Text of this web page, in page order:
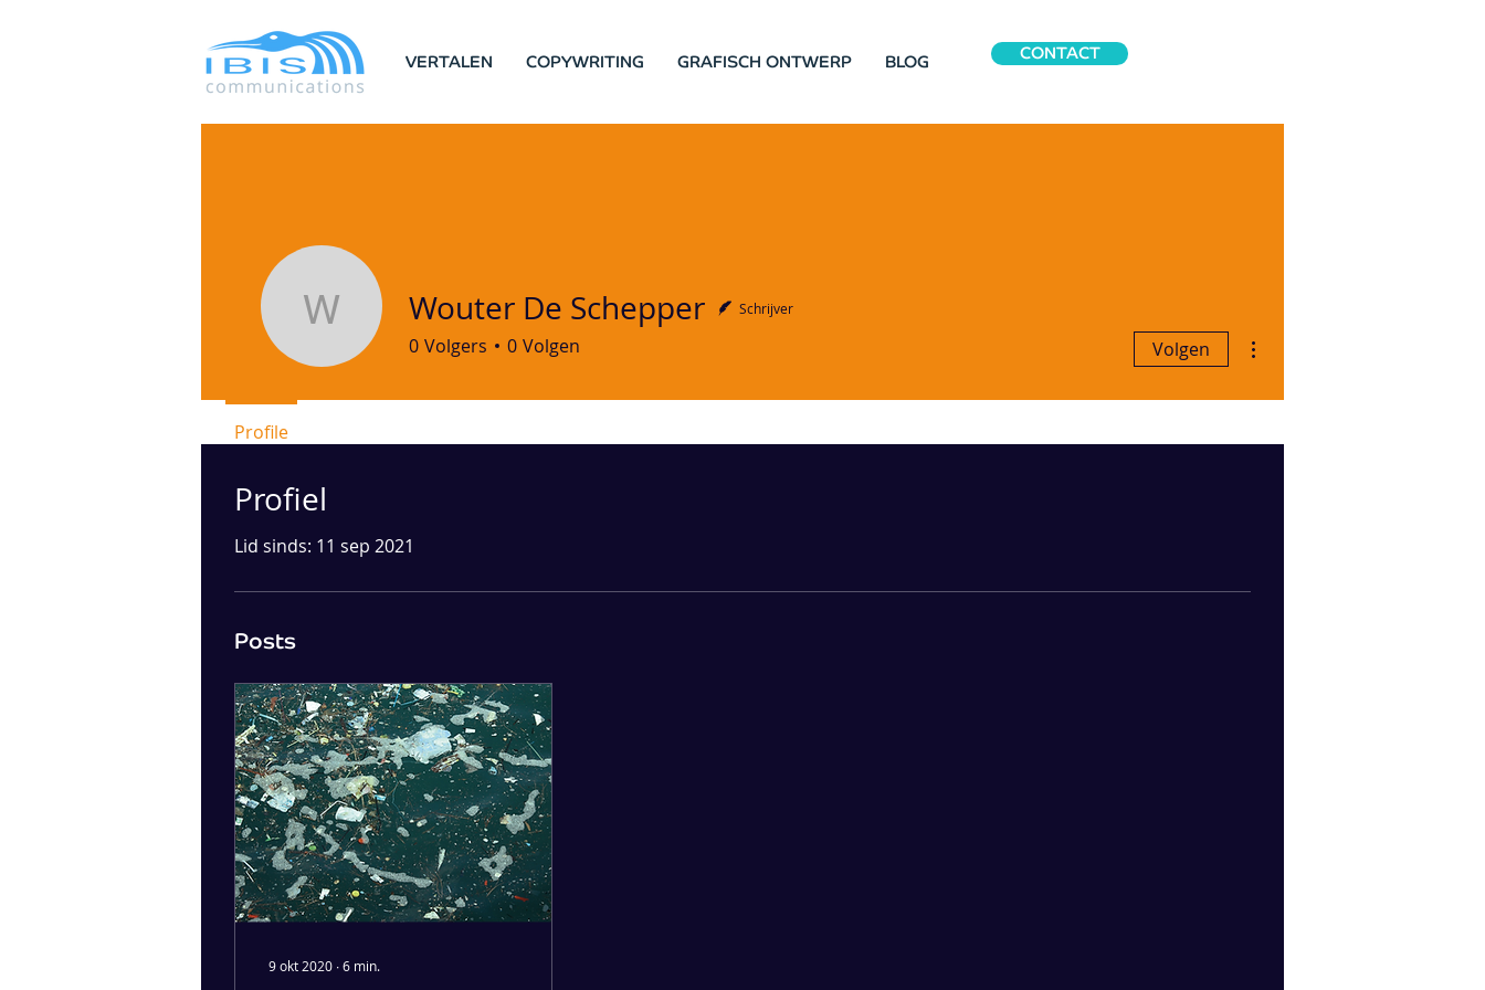
VERTALEN COPYWRITING GRAFISCH ONTWERP BLOG CONTACT
Profiel
Lid sinds: 11 sep 2021
Posts
9 okt 2020 ∙6 min.
Wouter De Schepper
Wouter De Schepper Schrijver
0 Volgers 0 Volgen Volgen
Profile